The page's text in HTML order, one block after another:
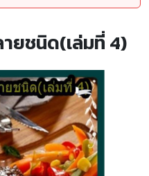
ยชนิด(เล่มที่ 4)